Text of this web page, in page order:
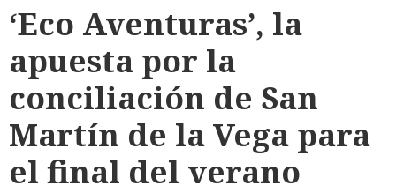
‘Eco Aventuras’, la
apuesta por la
conciliación de San
Martín de la Vega para
el final del verano